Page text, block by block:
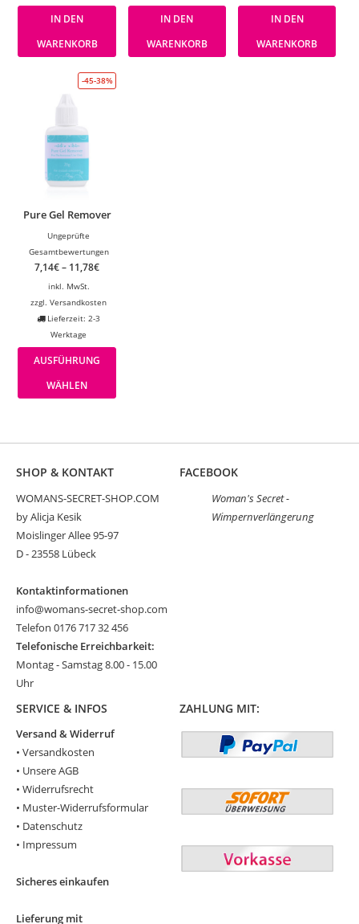
IN DEN
WARENKORB
IN DEN
WARENKORB
IN DEN
WARENKORB
-45-38%
Pure Gel Remover
Ungeprüfte
Gesamtbewertungen
7,14€– 11,78€
inkl. MwSt.
zzgl.Versandkosten
Lieferzeit: 2-3
Werktage
AUSFÜHRUNG
WÄHLEN
SHOP & KONTAKT
WOMANS-SECRET-SHOP.COM
by Alicja Kesik
Moislinger Allee 95-97
D - 23558 Lübeck
Kontaktinformationen
info@womans-secret-shop.com
Telefon 0176 717 32 456
Telefonische Erreichbarkeit:
Montag - Samstag 8.00 - 15.00
Uhr
FACEBOOK
Woman's Secret -
Wimpernverlängerung
SERVICE & INFOS
Versand & Widerruf
•Versandkosten
• Unsere AGB
•Widerrufsrecht
• Muster-Widerrufsformular
• Datenschutz
• Impressum
Sicheres einkaufen
Lieferung mit
ZAHLUNG MIT: